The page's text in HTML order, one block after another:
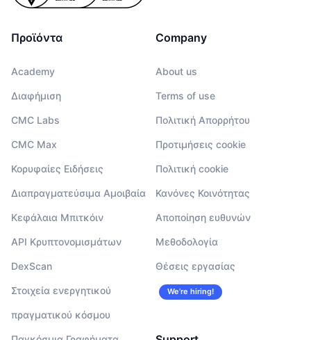
Προϊόντα
Academy
Διαφήμιση
CMC Labs
CMC Max
Κορυφαίες Ειδήσεις
Διαπραγματεύσιμα Αμοιβαία
Κεφάλαια Μπιτκόιν
API Κρυπτονομισμάτων
DexScan
Στοιχεία ενεργητικού
πραγματικού κόσμου
Company
About us
Terms of use
Πολιτική Απορρήτου
Προτιμήσεις cookie
Πολιτική cookie
Κανόνες Κοινότητας
Αποποίηση ευθυνών
Μεθοδολογία
Θέσεις εργασίας
We’re hiring!